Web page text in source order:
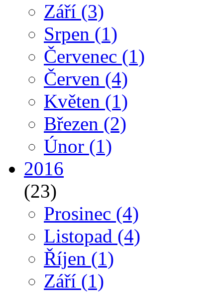
Září (3)
Srpen (1)
Červenec (1)
Červen (4)
Květen (1)
Březen (2)
Únor (1)
2016
(23)
Prosinec (4)
Listopad (4)
Říjen (1)
Září (1)